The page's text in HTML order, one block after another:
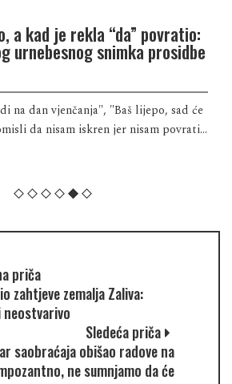
a kad je rekla “da” povratio:
urnebesnog snimka prosidbe
na dan vjenčanja", "Baš lijepo, sad će
da nisam iskren jer nisam povrati...
priča
zahtjeve zemalja Zaliva:
neostvarivo
Sledeća priča
saobraćaja obišao radove na
ne sumnjamo da će